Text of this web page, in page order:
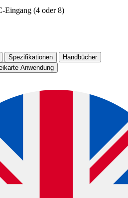
Eingang (4 oder 8)
Spezifikationen
Handbücher
Anwendung